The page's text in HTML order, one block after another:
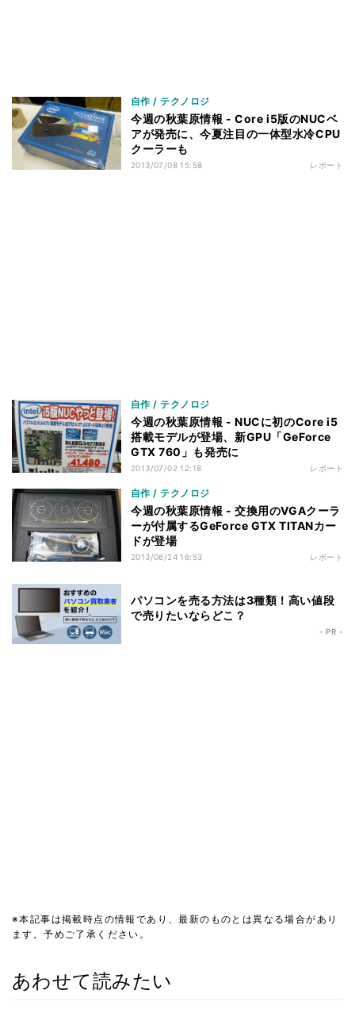
自作 / テクノロジ
今週の秋葉原情報 - Core i5版のNUCベ
アが発売に、今夏注目の一体型水冷CPU
クーラーも
2013/07/08 15:58 レポート
自作 / テクノロジ
今週の秋葉原情報 - NUCに初のCore i5
搭載モデルが登場、新GPU「GeForce
GTX 760」も発売に
2013/07/02 12:18 レポート
自作 / テクノロジ
今週の秋葉原情報 - 交換用のVGAクーラ
ーが付属するGeForce GTX TITANカー
ドが登場
2013/06/24 16:53 レポート
パソコンを売る方法は3種類！高い値段
で売りたいならどこ？
- PR -
※本記事は掲載時点の情報であり、最新のものとは異なる場合があり
ます。予めご了承ください。
あわせて読みたい